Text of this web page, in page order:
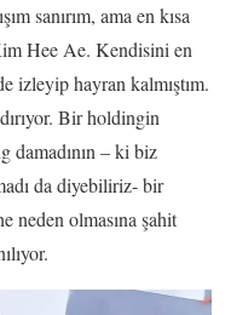
sanırım, ama en kısa
Hee Ae. Kendisini en
izleyip hayran kalmıştım.
Bir holdingin
damadının – ki biz
da diyebiliriz- bir
neden olmasına şahit